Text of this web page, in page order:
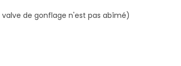
de gonflage n'est pas abîmé)